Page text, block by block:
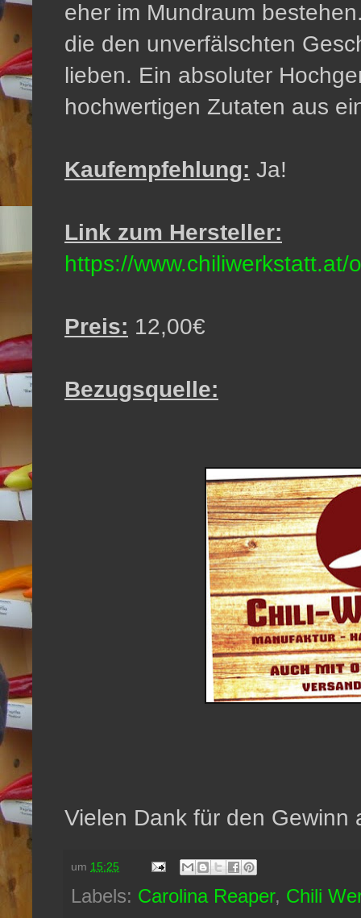
eher im Mundraum
die den unverfälschten
lieben. Ein absoluter
hochwertigen Zutaten aus
Kaufempfehlung: Ja!
Link zum Hersteller:
https://
Preis: 12,00€
Bezugsquelle:
Vielen Dank für den Gewinn
um 15:25
Labels: Carolina Reaper, Chili